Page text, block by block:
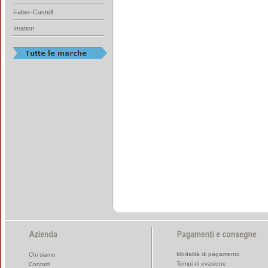
Faber-Castell
Imation
Chi siamo
Contatti
Modalità di pagamento
Tempi di evasione